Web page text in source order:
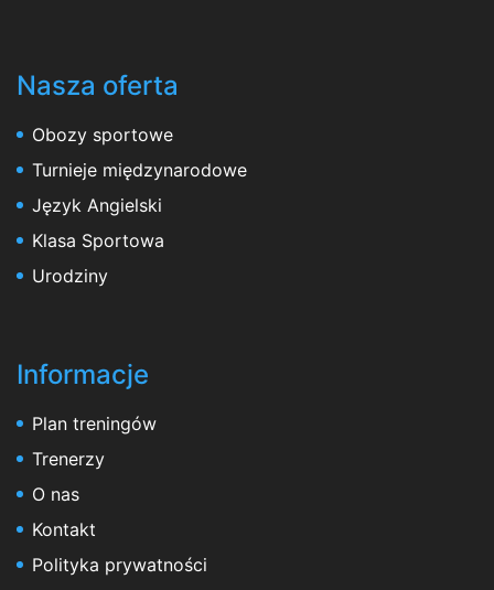
Nasza oferta
Obozy sportowe
Turnieje międzynarodowe
Język Angielski
Klasa Sportowa
Urodziny
Informacje
Plan treningów
Trenerzy
O nas
Kontakt
Polityka prywatności